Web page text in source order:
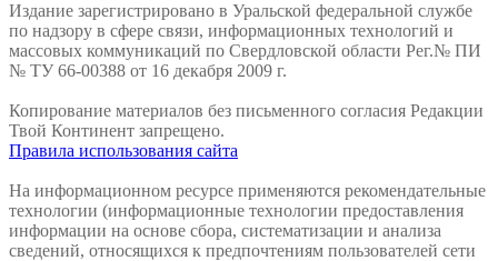
Издание зарегистрировано в Уральской федеральной службе
по надзору в сфере связи, информационных технологий и
массовых коммуникаций по Свердловской области Рег.№ ПИ
№ ТУ 66-00388 от 16 декабря 2009 г.
Копирование материалов без письменного согласия Редакции
Твой Континент запрещено.
Правила использования сайта
На информационном ресурсе применяются рекомендательные
технологии (информационные технологии предоставления
информации на основе сбора, систематизации и анализа
сведений, относящихся к предпочтениям пользователей сети